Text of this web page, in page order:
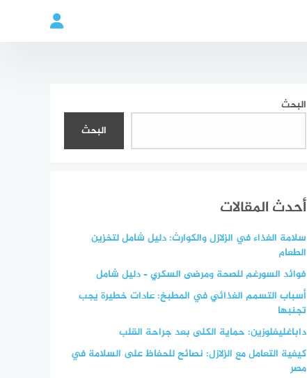
البحث
البحث
أحدث المقالات
سلامة الغذاء في الزلازل والكوارث: دليل شامل لتخزين
الطعام
فوائد السورغم للصحة ومرضى السكري – دليل شامل
أسباب التسمم الغذائي في المطبخ: عادات خطيرة يجب
تجنبها
داباغليفلوزين: حماية الكلى بعد جراحة القلب
كيفية التعامل مع الزلازل: نصائح للحفاظ على السلامة في
مصر